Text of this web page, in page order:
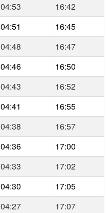
04:53
16:42
04:51
16:45
04:48
16:47
04:46
16:50
04:43
16:52
04:41
16:55
04:38
16:57
04:36
17:00
04:33
17:02
04:30
17:05
04:27
17:07